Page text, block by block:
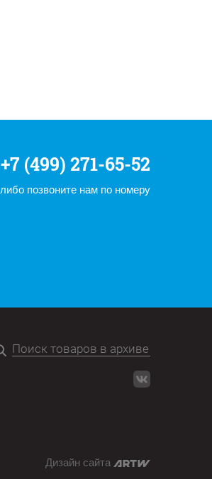
+7 (499) 271-65-52
либо позвоните нам по номеру
Дизайн сайта